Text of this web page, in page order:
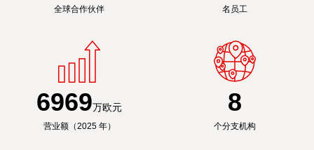
全球合作伙伴 名员工
6991万欧元
营业额（2025 年）
8
个分支机构